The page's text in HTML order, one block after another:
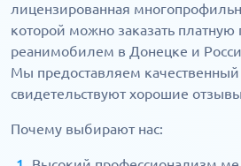
лицензированная
которой можно заказать платную
реанимобилем в Донецке и
Мы предоставляем качественный
свидетельствуют хорошие
Почему выбирают нас: